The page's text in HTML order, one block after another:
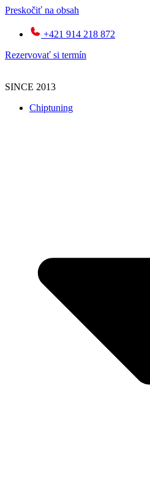
Preskočiť na obsah
+421 914 218 872
Rezervovať si termín
SINCE 2013
Chiptuning